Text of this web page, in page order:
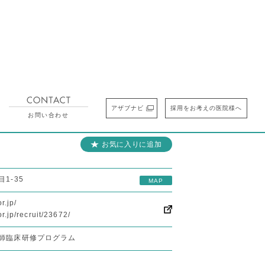
お問い合わせ
アザブナビ 採用をお考えの医院様へ
研修先を検索する
お気に入りに追加
1-35 MAP
recruit/23672/
臨床研修プログラム